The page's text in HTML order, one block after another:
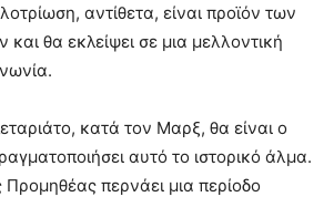
αντίθετα, είναι προϊόν των
θα εκλείψει σε μια μελλοντική
κατά τον Μαρξ, θα είναι ο
αυτό το ιστορικό άλμα.
περνάει μια περίοδο